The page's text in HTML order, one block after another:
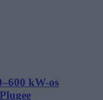
kW-os